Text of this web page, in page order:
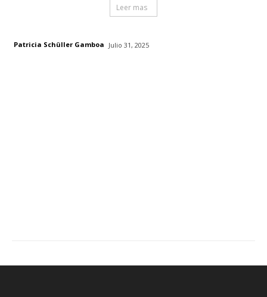
Leer mas
Patricia Schüller Gamboa Julio 31, 2025